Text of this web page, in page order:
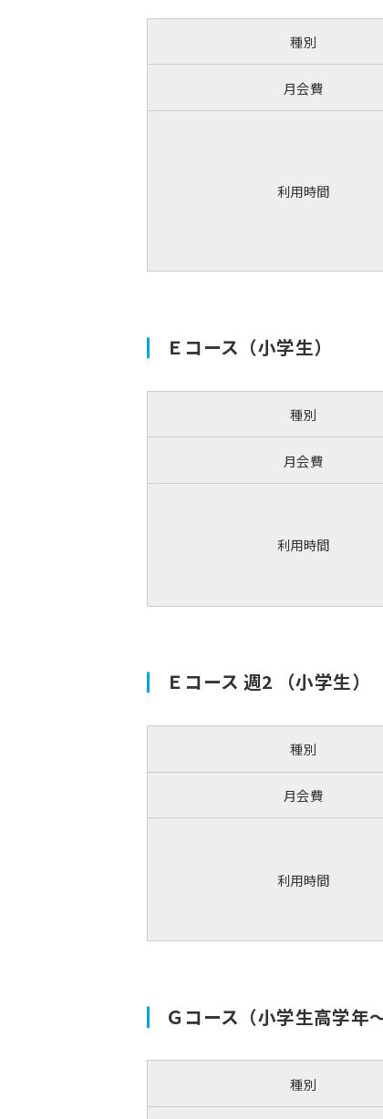
種別
月会費
利用時間
Ｅコース（小学生）
種別
月会費
利用時間
Ｅコース 週2 （小学生）
種別
月会費
利用時間
Ｇコース（小学生高学年
種別